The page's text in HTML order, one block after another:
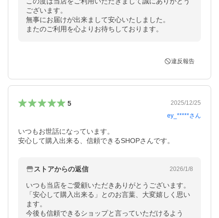
ございます。
無事にお届けが出来まして安心いたしました。
またのご利用を心よりお待ちしております。
違反報告
5
2025/12/25
ey_*****さん
いつもお世話になっています。
安心して購入出来る、信頼できるSHOPさんです。
ストアからの返信 2026/1/8
いつも当店をご愛顧いただきありがとうございます。
「安心して購入出来る」とのお言葉、大変嬉しく思い
ます。
今後も信頼できるショップと言っていただけるよう